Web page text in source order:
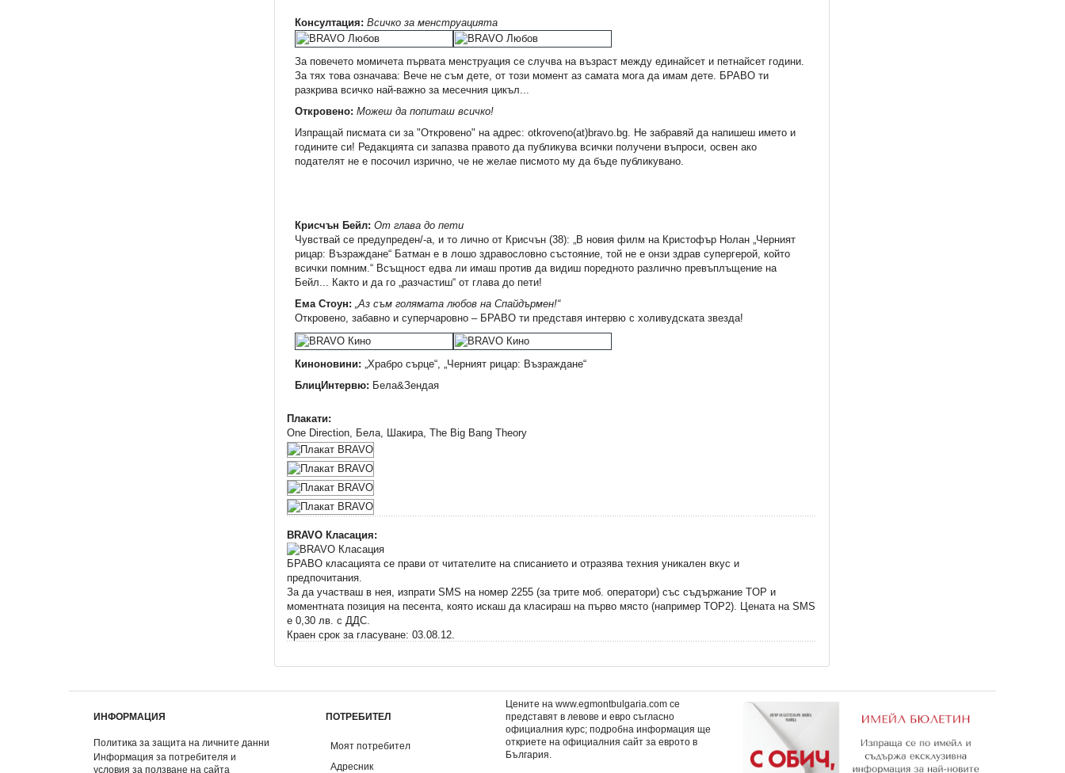
Консултация: Всичко за менструацията
За повечето момичета първата менструация се случва на възраст между единайсет и петнайсет години.
За тях това означава: Вече не съм дете, от този момент аз самата мога да имам дете. БРАВО ти
разкрива всичко най-важно за месечния цикъл...
Откровено: Можеш да попиташ всичко!
Изпращай писмата си за "Откровено" на адрес: otkroveno(at)bravo.bg. Не забравяй да напишеш името и
годините си! Редакцията си запазва правото да публикува всички получени въпроси, освен ако
подателят не е посочил изрично, че не желае писмото му да бъде публикувано.
Крисчън Бейл: От глава до пети
Чувствай се предупреден/-а, и то лично от Крисчън (38): „В новия филм на Кристофър Нолан „Черният
рицар: Възраждане“ Батман е в лошо здравословно състояние, той не е онзи здрав супергерой, който
всички помним.“ Всъщност едва ли имаш против да видиш поредното различно превъплъщение на
Бейл... Както и да го „разчастиш“ от глава до пети!
Ема Стоун: „Аз съм голямата любов на Спайдърмен!“
Откровено, забавно и суперчаровно – БРАВО ти представя интервю с холивудската звезда!
Киноновини: „Храбро сърце“, „Черният рицар: Възраждане“
БлицИнтервю: Бела&Зендая
Плакати:
One Direction, Бела, Шакира, The Big Bang Theory
BRAVO Класация:
БРАВО класацията се прави от читателите на списанието и отразява техния уникален вкус и
предпочитания.
За да участваш в нея, изпрати SMS на номер 2255 (за трите моб. оператори) със съдържание TOP и
моментната позиция на песента, която искаш да класираш на първо място (например TOP2). Цената на SMS
e 0,30 лв. с ДДС.
Краен срок за гласуване: 03.08.12.
ИНФОРМАЦИЯ
Политика за защита на личните данни
Информация за потребителя и
условия за ползване на сайта
ПОТРЕБИТЕЛ
Моят потребител
Адресник
Цените на www.egmontbulgaria.com се
представят в левове и евро съгласно
официалния курс; подробна информация ще
откриете наофициалния сайт за еврото в
България